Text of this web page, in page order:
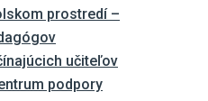
prostredí –
učiteľov
podpory